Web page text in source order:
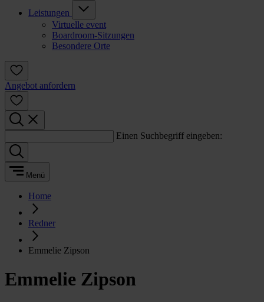
Leistungen
Virtuelle event
Boardroom-Sitzungen
Besondere Orte
Angebot anfordern
Einen Suchbegriff eingeben:
Menü
Home
Redner
Emmelie Zipson
Emmelie Zipson